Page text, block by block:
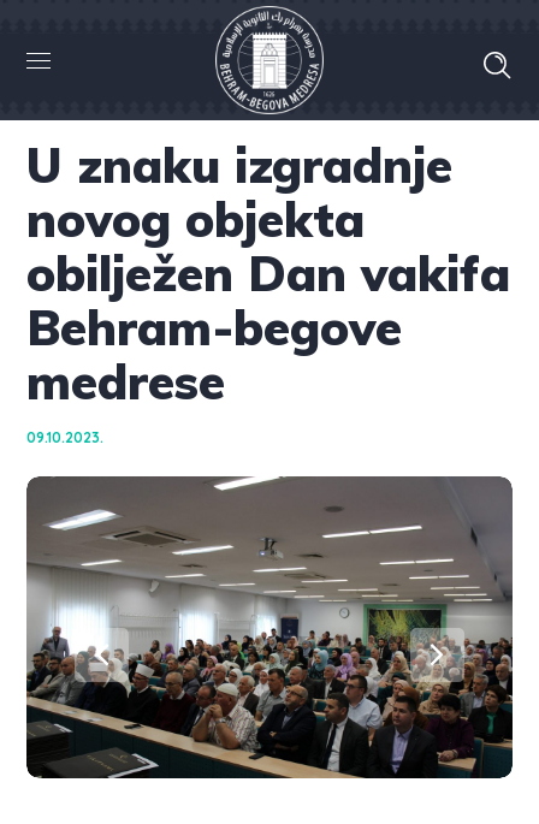
U znaku izgradnje
novog objekta
obilježen Dan vakifa
Behram-begove
medrese
09.10.2023.